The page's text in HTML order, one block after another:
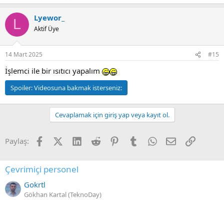
L Lyewor_
Aktif Üye
14 Mart 2025 #15
İşlemci ile bir ısıtıcı yapalım
Spoiler:Videosuna bakmak isterseniz:
Cevaplamak için giriş yap veya kayıt ol.
Paylaş: FacebookX (Twitter)
LinkedIn
Reddit PinterestTumblrWhatsApp
E-postaLink
Çevrimiçi personel
Gokrtl
Gökhan Kartal (TeknoDay)